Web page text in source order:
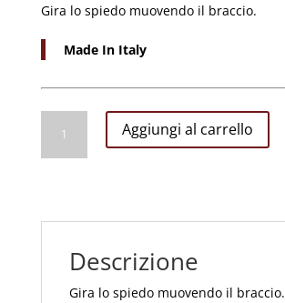
Gira lo spiedo muovendo il braccio.
Made In Italy
Spiedo
cm
quantità
Aggiungi al carrello
Descrizione
Gira lo spiedo muovendo il braccio.